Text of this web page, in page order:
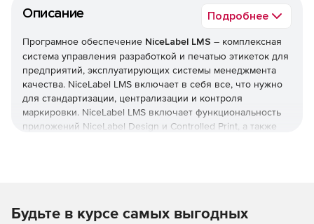
Описание Подробнее
Програмное обеспечение NiceLabel LMS – комплексная
система управления разработкой и печатью этикеток для
предприятий, эксплуатирующих системы менеджмента
качества. NiceLabel LMS включает в себя все, что нужно
для стандартизации, централизации и контроля
маркировки. NiceLabel LMS включает функциональность
приложений NiceLabel Design и Controlled Print, а также
Будьте в курсе самых выгодных